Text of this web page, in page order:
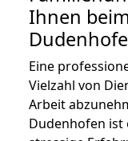
Ihnen
Eine
Vielzahl von
Arbeit
Dudenhofen ist